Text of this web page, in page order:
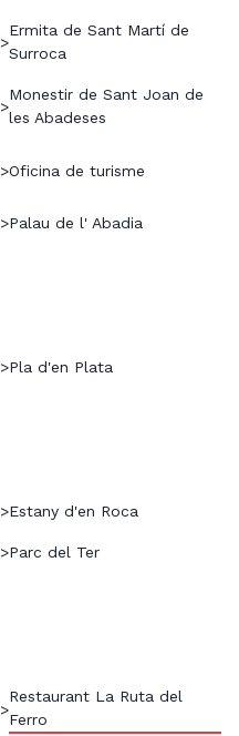
>
Ermita de Sant Martí de
Surroca
>
Monestir de Sant Joan de
les Abadeses
>Oficina de turisme
>Palau de l' Abadia
>Pla d'en Plata
>Estany d'en Roca
>Parc del Ter
>
Restaurant La Ruta del
Ferro